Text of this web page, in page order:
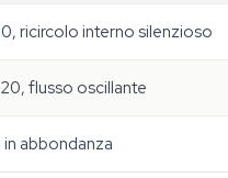
ricircolo interno silenzioso
flusso oscillante
abbondanza